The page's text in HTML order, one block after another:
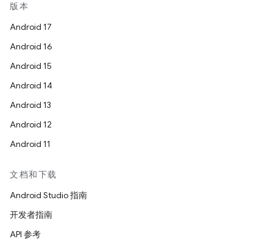
版本
Android 17
Android 16
Android 15
Android 14
Android 13
Android 12
Android 11
文档和下载
Android Studio 指南
开发者指南
API 参考